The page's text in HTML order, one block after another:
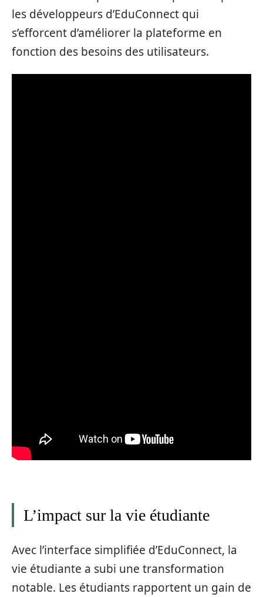
les développeurs d’EduConnect qui
s’efforcent d’améliorer la plateforme en
fonction des besoins des utilisateurs.
L’impact sur la vie étudiante
Avec l’interface simplifiée d’EduConnect, la
vie étudiante a subi une transformation
notable. Les étudiants rapportent un gain de